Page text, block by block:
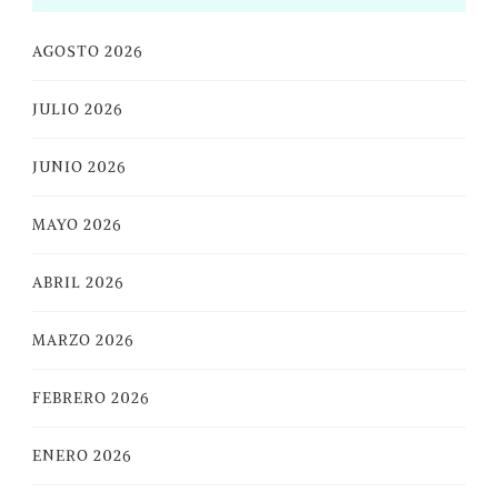
AGOSTO 2026
JULIO 2026
JUNIO 2026
MAYO 2026
ABRIL 2026
MARZO 2026
FEBRERO 2026
ENERO 2026